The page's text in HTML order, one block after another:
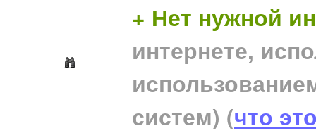
+ Нет нужной
интернете,
систем) (что